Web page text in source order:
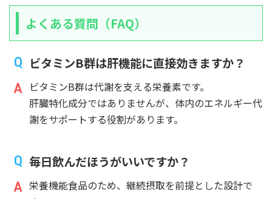
よくある質問（FAQ）
ビタミンB群は肝機能に直接効きますか？
ビタミンB群は代謝を支える栄養素です。
肝臓特化成分ではありませんが、体内のエネルギー代
謝をサポートする役割があります。
毎日飲んだほうがいいですか？
栄養機能食品のため、継続摂取を前提とした設計で